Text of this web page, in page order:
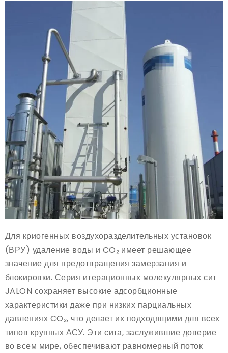
Для криогенных воздухоразделительных установок
(ВРУ) удаление воды и CO₂ имеет решающее
значение для предотвращения замерзания и
блокировки. Серия итерационных молекулярных сит
JALON сохраняет высокие адсорбционные
характеристики даже при низких парциальных
давлениях CO₂, что делает их подходящими для всех
типов крупных АСУ. Эти сита, заслужившие доверие
во всем мире, обеспечивают равномерный поток